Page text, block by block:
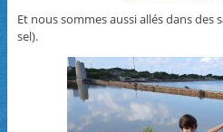
Et nous sommes aussi allés dans des
sel).